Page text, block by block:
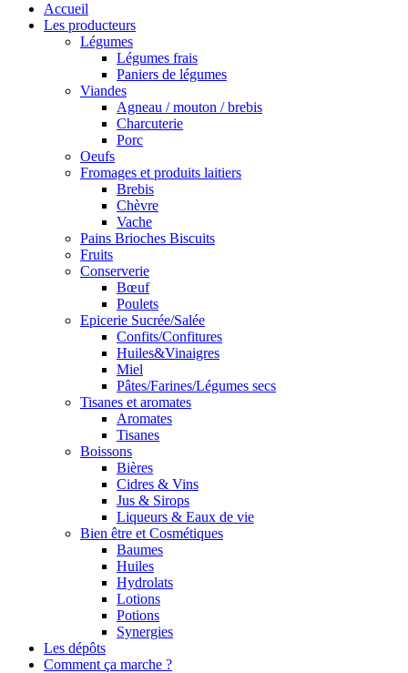
Accueil
Les producteurs
Légumes
Légumes frais
Paniers de légumes
Viandes
Agneau / mouton / brebis
Charcuterie
Porc
Oeufs
Fromages et produits laitiers
Brebis
Chèvre
Vache
Pains Brioches Biscuits
Fruits
Conserverie
Bœuf
Poulets
Epicerie Sucrée/Salée
Confits/Confitures
Huiles&Vinaigres
Miel
Pâtes/Farines/Légumes secs
Tisanes et aromates
Aromates
Tisanes
Boissons
Bières
Cidres & Vins
Jus & Sirops
Liqueurs & Eaux de vie
Bien être et Cosmétiques
Baumes
Huiles
Hydrolats
Lotions
Potions
Synergies
Les dépôts
Comment ça marche ?